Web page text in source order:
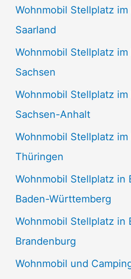
Wohnmobil Stellplatz im
Saarland
Wohnmobil Stellplatz im
Sachsen
Wohnmobil Stellplatz im
Sachsen-Anhalt
Wohnmobil Stellplatz im
Thüringen
Wohnmobil Stellplatz in
Baden-Württemberg
Wohnmobil Stellplatz in
Brandenburg
Wohnmobil und